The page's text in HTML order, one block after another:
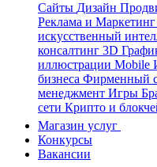
Сайты Дизайн
Реклама и Маркетинг
искусственный
консалтинг 3D
иллюстрации Mobile
бизнеса Фирменный
менеджмент Игры
сети Крипто и
Магазин услуг
Конкурсы
Вакансии